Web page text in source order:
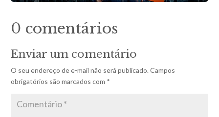
0 comentários
Enviar um comentário
O seu endereço de e-mail não será publicado. Campos
obrigatórios são marcados com *